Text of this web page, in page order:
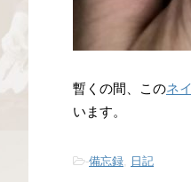
暫くの間、このネ
います。
-備忘録, 日記